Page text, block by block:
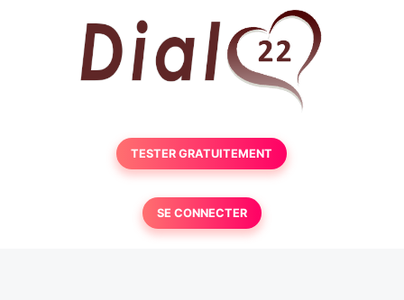
TESTER GRATUITEMENT
SE CONNECTER